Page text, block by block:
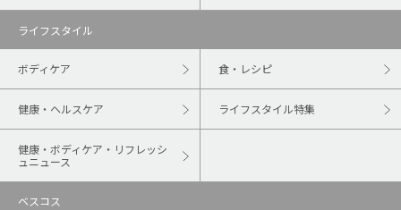
ライフスタイル
ボディケア 食・レシピ
健康・ヘルスケア ライフスタイル特集
健康・ボディケア・リフレッシ
ュニュース
ベスコス